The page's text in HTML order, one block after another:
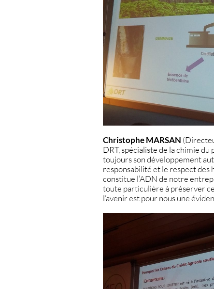
Christophe MARSAN
DRT, spécialiste de la chimie du
toujours son développement
responsabilité et le respect des
constitue l’ADN de notre
toute particulière à préserver
l’avenir est pour nous une